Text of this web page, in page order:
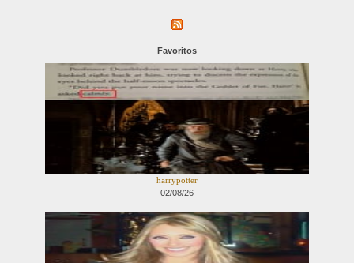
Favoritos
harrypotter
02/08/26